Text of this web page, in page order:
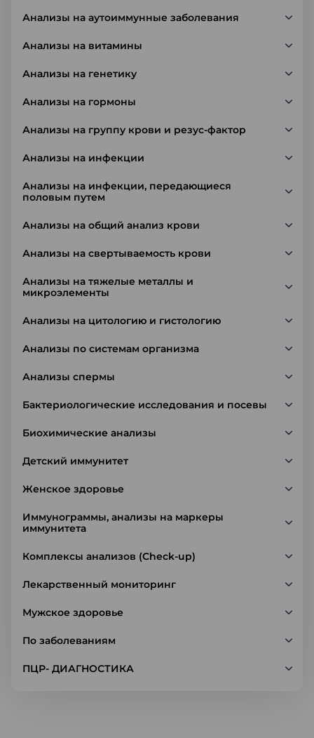
Анализы на аутоиммунные заболевания
Анализы на витамины
Анализы на генетику
Анализы на гормоны
Анализы на группу крови и резус-фактор
Анализы на инфекции
Анализы на инфекции, передающиеся
половым путем
Анализы на общий анализ крови
Анализы на свертываемость крови
Анализы на тяжелые металлы и
микроэлементы
Анализы на цитологию и гистологию
Анализы по системам организма
Анализы спермы
Бактериологические исследования и посевы
Биохимические анализы
Детский иммунитет
Женское здоровье
Иммунограммы, анализы на маркеры
иммунитета
Комплексы анализов (Check-up)
Лекарственный мониторинг
Мужское здоровье
По заболеваниям
ПЦР- ДИАГНОСТИКА